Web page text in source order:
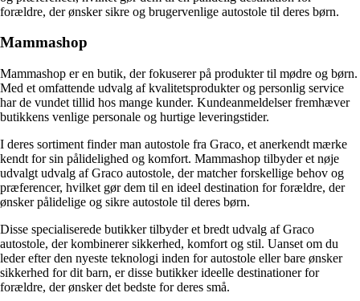
forældre, der ønsker sikre og brugervenlige autostole til deres børn.
Mammashop
Mammashop er en butik, der fokuserer på produkter til mødre og børn.
Med et omfattende udvalg af kvalitetsprodukter og personlig service
har de vundet tillid hos mange kunder. Kundeanmeldelser fremhæver
butikkens venlige personale og hurtige leveringstider.
I deres sortiment finder man autostole fra Graco, et anerkendt mærke
kendt for sin pålidelighed og komfort. Mammashop tilbyder et nøje
udvalgt udvalg af Graco autostole, der matcher forskellige behov og
præferencer, hvilket gør dem til en ideel destination for forældre, der
ønsker pålidelige og sikre autostole til deres børn.
Disse specialiserede butikker tilbyder et bredt udvalg af Graco
autostole, der kombinerer sikkerhed, komfort og stil. Uanset om du
leder efter den nyeste teknologi inden for autostole eller bare ønsker
sikkerhed for dit barn, er disse butikker ideelle destinationer for
forældre, der ønsker det bedste for deres små.